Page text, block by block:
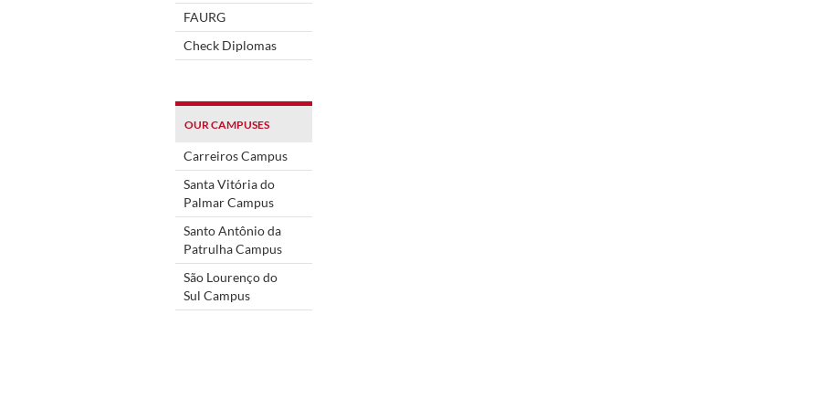
FAURG
Check Diplomas
OUR CAMPUSES
Carreiros Campus
Santa Vitória do
Palmar Campus
Santo Antônio da
Patrulha Campus
São Lourenço do
Sul Campus